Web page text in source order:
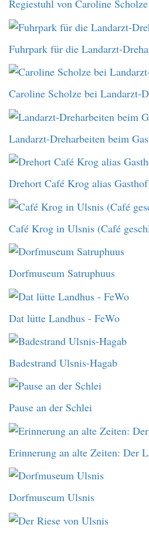
Regiestuhl von Caroline Scholze
Fuhrpark für die Landarzt-
Caroline Scholze bei Landarzt-
Landarzt-Dreharbeiten beim
Drehort Café Krog alias
Café Krog in Ulsnis (Café
Dorfmuseum Satruphuus
Dat lütte Landhus - FeWo
Badestrand Ulsnis-Hagab
Pause an der Schlei
Erinnerung an alte Zeiten: Der
Dorfmuseum Ulsnis